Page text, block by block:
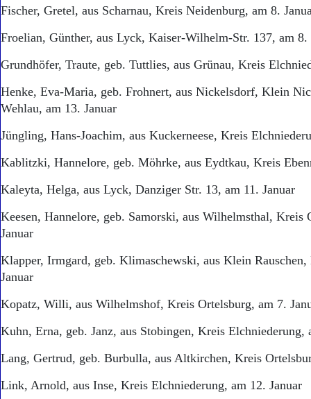
Fischer, Gretel, aus Scharnau, Kreis Neidenburg, am 8.
Froelian, Günther, aus Lyck, Kaiser-Wilhelm-Str. 137, am 8.
Grundhöfer, Traute, geb. Tuttlies, aus Grünau, Kreis
Henke, Eva-Maria, geb. Frohnert, aus Nickelsdorf, Klein
Wehlau, am 13. Januar
Jüngling, Hans-Joachim, aus Kuckerneese, Kreis
Kablitzki, Hannelore, geb. Möhrke, aus Eydtkau, Kreis
Kaleyta, Helga, aus Lyck, Danziger Str. 13, am 11. Januar
Keesen, Hannelore, geb. Samorski, aus Wilhelmsthal, Kreis
Januar
Klapper, Irmgard, geb. Klimaschewski, aus Klein
Januar
Kopatz, Willi, aus Wilhelmshof, Kreis Ortelsburg, am 7.
Kuhn, Erna, geb. Janz, aus Stobingen, Kreis Elchniederung,
Lang, Gertrud, geb. Burbulla, aus Altkirchen, Kreis
Link, Arnold, aus Inse, Kreis Elchniederung, am 12. Januar